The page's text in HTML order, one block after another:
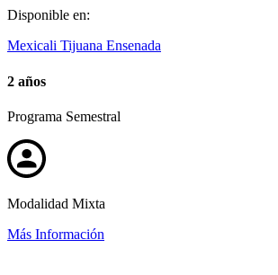
Disponible en:
Mexicali Tijuana Ensenada
2 años
Programa Semestral
Modalidad Mixta
Más Información